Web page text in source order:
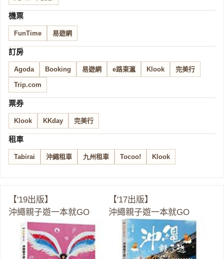
機票
FunTime 易遊網
訂房
Agoda Booking 易遊網 e路東瀛 Klook 完美行
Trip.com
票券
Klook KKday 完美行
租車
Tabirai 沖繩租車 九州租車 Tocoo! Klook
【'19出版】
沖繩親子遊一本就GO
【'17出版】
沖繩親子遊一本就GO